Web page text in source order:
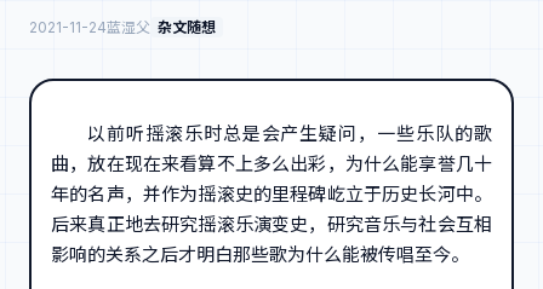
2021-11-24蓝湿父 杂文随想
以前听摇滚乐时总是会产生疑问，一些乐队的歌
曲，放在现在来看算不上多么出彩，为什么能享誉几十
年的名声，并作为摇滚史的里程碑屹立于历史长河中。
后来真正地去研究摇滚乐演变史，研究音乐与社会互相
影响的关系之后才明白那些歌为什么能被传唱至今。